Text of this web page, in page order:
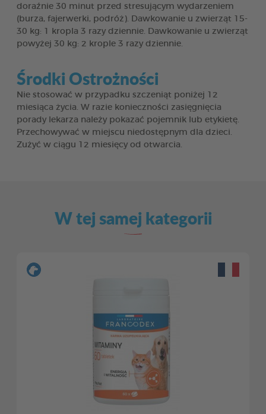
doraźnie 30 minut przed stresującym wydarzeniem
(burza, fajerwerki, podróż). Dawkowanie u zwierząt 15-
30 kg: 1 kropla 3 razy dziennie. Dawkowanie u zwierząt
powyżej 30 kg: 2 krople 3 razy dziennie.
Środki Ostrożności
Nie stosować w przypadku szczeniąt poniżej 12
miesiąca życia. W razie konieczności zasięgnięcia
porady lekarza należy pokazać pojemnik lub etykietę.
Przechowywać w miejscu niedostępnym dla dzieci.
Zużyć w ciągu 12 miesięcy od otwarcia.
W tej samej kategorii